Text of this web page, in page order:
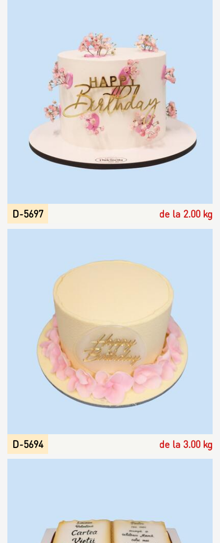
D-5697 de la 2.00 kg
D-5694 de la 3.00 kg